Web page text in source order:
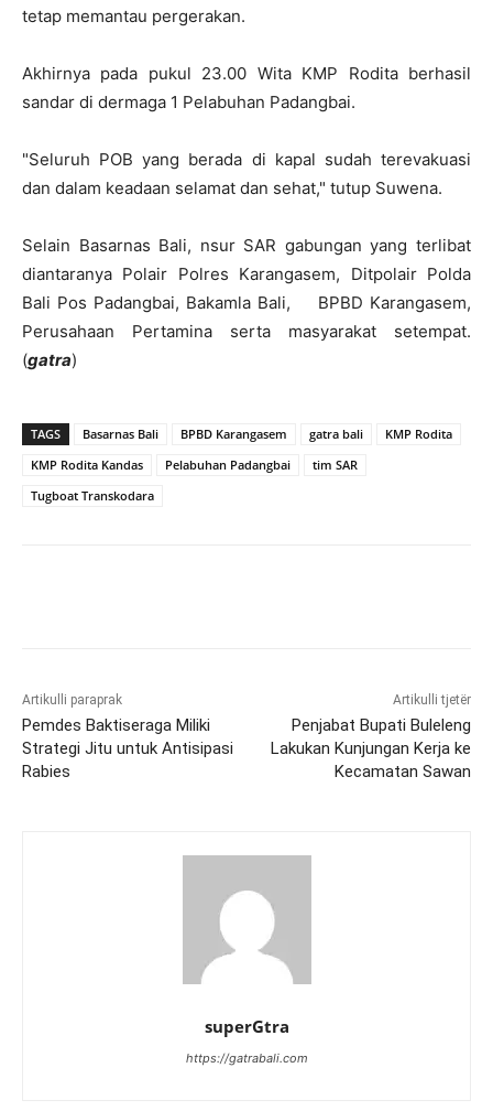
tetap memantau pergerakan.
Akhirnya pada pukul 23.00 Wita KMP Rodita berhasil
sandar di dermaga 1 Pelabuhan Padangbai.
"Seluruh POB yang berada di kapal sudah terevakuasi
dan dalam keadaan selamat dan sehat," tutup Suwena.
Selain Basarnas Bali, nsur SAR gabungan yang terlibat
diantaranya Polair Polres Karangasem, Ditpolair Polda
Bali Pos Padangbai, Bakamla Bali, BPBD Karangasem,
Perusahaan Pertamina serta masyarakat setempat.
(gatra)
TAGS Basarnas Bali BPBD Karangasem gatra bali
KMP Rodita
KMP Rodita Kandas
Pelabuhan Padangbai
tim SAR
Tugboat Transkodara
Artikulli paraprak
Pemdes Baktiseraga Miliki
Strategi Jitu untuk Antisipasi
Rabies
Artikulli tjetër
Penjabat Bupati Buleleng
Lakukan Kunjungan Kerja ke
Kecamatan Sawan
superGtra
https://gatrabali.com